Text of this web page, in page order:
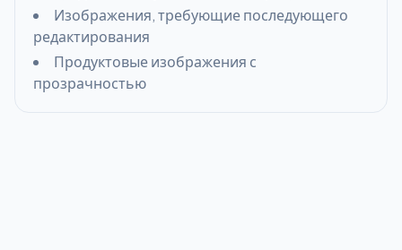
Изображения, требующие последующего
редактирования
Продуктовые изображения с
прозрачностью